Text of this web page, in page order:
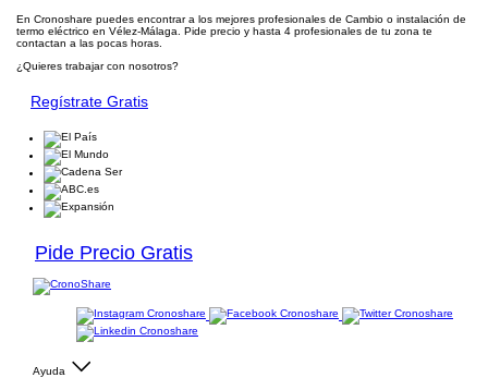
En Cronoshare puedes encontrar a los mejores profesionales de Cambio o instalación de
termo eléctrico en Vélez-Málaga. Pide precio y hasta 4 profesionales de tu zona te
contactan a las pocas horas.
¿Quieres trabajar con nosotros?
Regístrate Gratis
Pide Precio Gratis
Ayuda